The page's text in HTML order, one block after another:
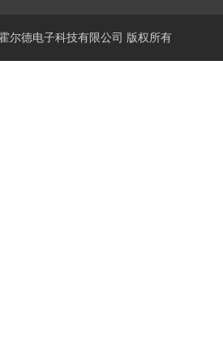
尔德电子科技有限公司 版权所有